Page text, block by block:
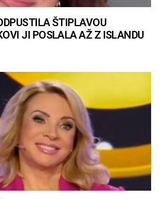
ŠTIPLAVOU
JI POSLALA AŽ Z ISLANDU